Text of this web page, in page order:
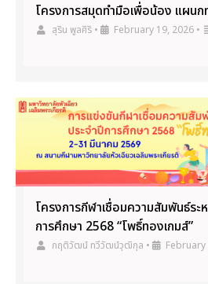
โครงการสมุดทำมือเพื่อน้อง แผนก
สุริน พูลศิริ • February 19, 2026 •
โครงการกีฬาเชื่อมความสัมพันธ์ระ
การศึกษา 2568 “โพธิ์ทองเกมส์”
กฤติวัฒน์ ทวีวัฒน์วุฒิกุล •